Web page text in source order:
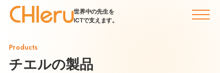
世界中の先生を
ICTで支えます。
Products
チエルの製品